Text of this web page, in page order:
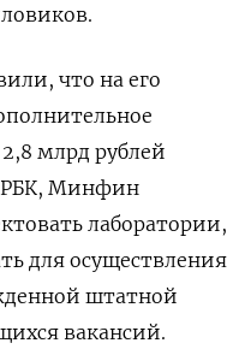
что на его
млрд рублей
РБК, Минфин
лаборатории,
для осуществления
штатной
вакансий.